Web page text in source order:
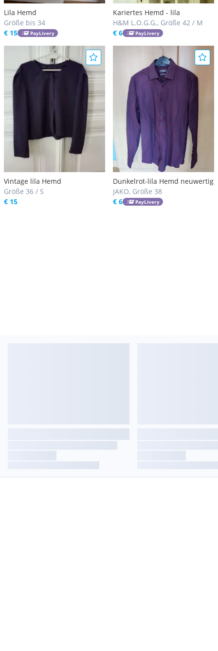
Lila Hemd
Größe bis 34
€ 15
PayLivery
Kariertes Hemd - lila
H&M L.O.G.G., Größe 42 / M
€ 6
PayLivery
Vintage lila Hemd
Größe 36 / S
€ 15
Dunkelrot-lila Hemd neuwertig
JAKO, Größe 38
€ 6
PayLivery